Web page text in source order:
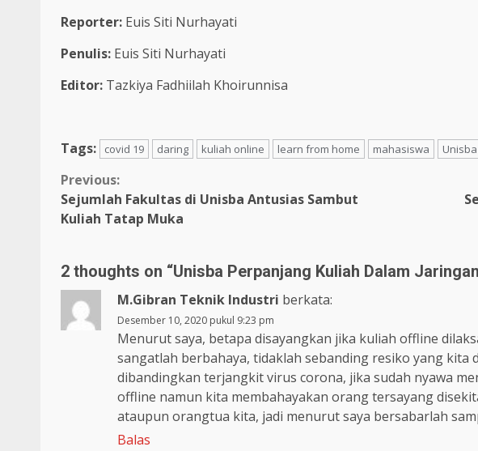
Reporter: Euis Siti Nurhayati
Penulis: Euis Siti Nurhayati
Editor: Tazkiya Fadhiilah Khoirunnisa
Tags: covid 19 daring kuliah online learn from home mahasiswa Unisba
Previous:
Sejumlah Fakultas di Unisba Antusias Sambut
Kuliah Tatap Muka
2 thoughts on “Unisba Perpanjang Kuliah Dalam
M.Gibran Teknik Industri berkata:
Desember 10, 2020 pukul 9:23 pm
Menurut saya, betapa disayangkan jika kuliah offline
sangatlah berbahaya, tidaklah sebanding resiko yang
dibandingkan terjangkit virus corona, jika sudah nyawa
offline namun kita membahayakan orang tersayang
ataupun orangtua kita, jadi menurut saya bersabarlah
Balas